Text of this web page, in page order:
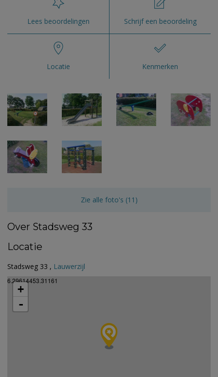
Lees beoordelingen Schrijf een beoordeling
Locatie Kenmerken
Zie alle foto's (11)
Over Stadsweg 33
Locatie
Stadsweg 33 , Lauwerzijl
6.29614453.31161
+
-